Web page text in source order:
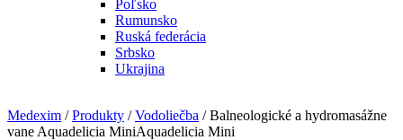
Poľsko
Rumunsko
Ruská federácia
Srbsko
Ukrajina
Medexim /Produkty /Vodoliečba / Balneologické a hydromasážne
vane Aquadelicia MiniAquadelicia Mini